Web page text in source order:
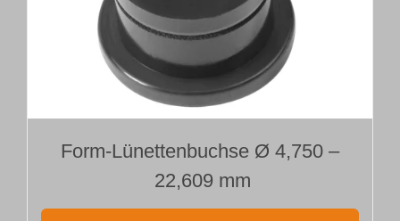
Form-Lünettenbuchse Ø 4,750 –
22,609 mm